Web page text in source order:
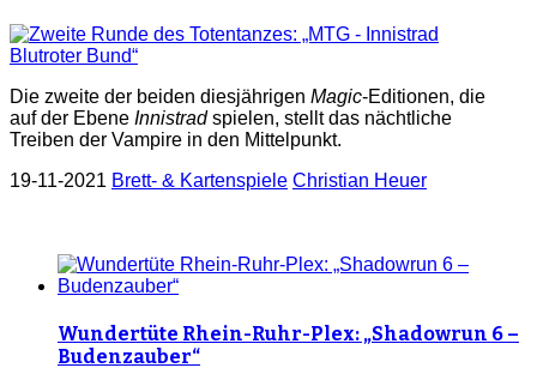
Die zweite der beiden diesjährigen Magic-Editionen, die
auf der Ebene Innistradspielen, stellt das nächtliche
Treiben der Vampire in den Mittelpunkt.
19-11-2021 Brett- & Kartenspiele Christian Heuer
Wundertüte Rhein-Ruhr-Plex: „Shadowrun 6 –
Budenzauber“